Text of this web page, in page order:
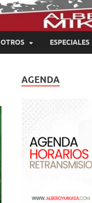
OTROS ESPECIALES
AGENDA